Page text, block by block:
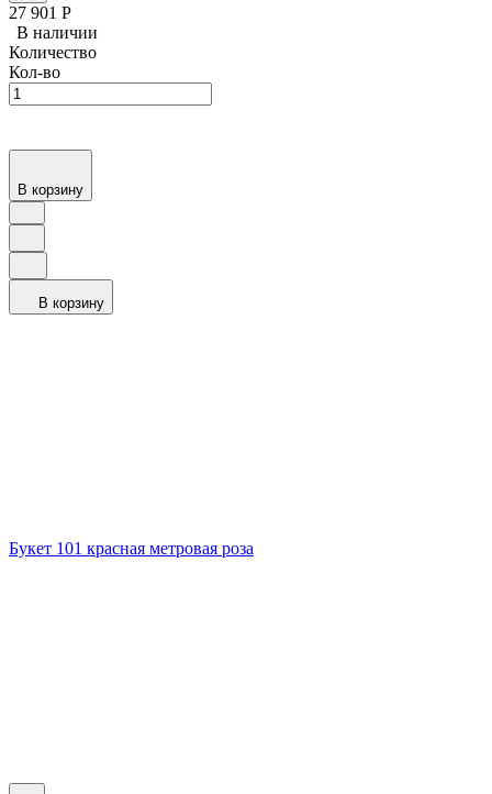
27 901 Р
В наличии
Количество
Кол-во
В корзину
В корзину
Букет 101 красная метровая роза